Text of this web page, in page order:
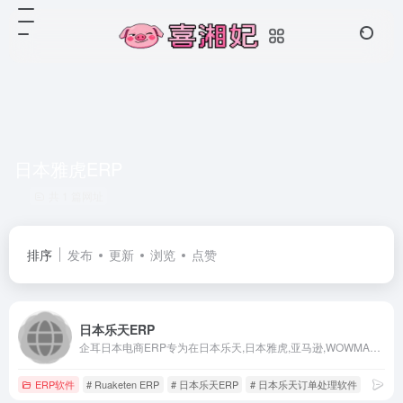
排序 发布 更新 浏览 点赞
日本乐天ERP
ERP软件 # Ruaketen ERP # 日本乐天ERP # 日本乐天订单处理软件